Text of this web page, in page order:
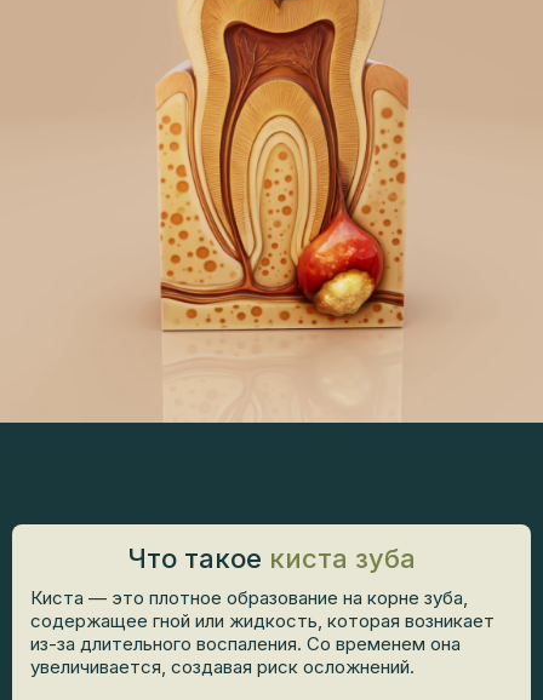
Что такое киста зуба
Киста — это плотное образование на корне зуба,
содержащее гной или жидкость, которая возникает
из-за длительного воспаления. Со временем она
увеличивается, создавая риск осложнений.